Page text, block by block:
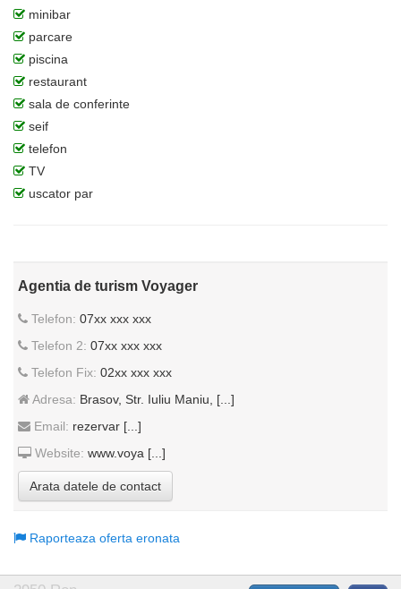
minibar
parcare
piscina
restaurant
sala de conferinte
seif
telefon
TV
uscator par
Agentia de turism Voyager
Telefon: 07xx xxx xxx
Telefon 2: 07xx xxx xxx
Telefon Fix: 02xx xxx xxx
Adresa: Brasov, Str. Iuliu Maniu, [...]
Email: rezervar [...]
Website: www.voya [...]
Arata datele de contact
Raporteaza oferta eronata